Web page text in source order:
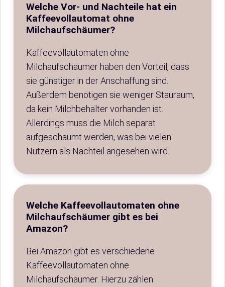
Welche Vor- und Nachteile hat ein
Kaffeevollautomat ohne
Milchaufschäumer?
Kaffeevollautomaten ohne
Milchaufschäumer haben den Vorteil, dass
sie günstiger in der Anschaffung sind.
Außerdem benötigen sie weniger Stauraum,
da kein Milchbehälter vorhanden ist.
Allerdings muss die Milch separat
aufgeschäumt werden, was bei vielen
Nutzern als Nachteil angesehen wird.
Welche Kaffeevollautomaten ohne
Milchaufschäumer gibt es bei
Amazon?
Bei Amazon gibt es verschiedene
Kaffeevollautomaten ohne
Milchaufschäumer. Hierzu zählen